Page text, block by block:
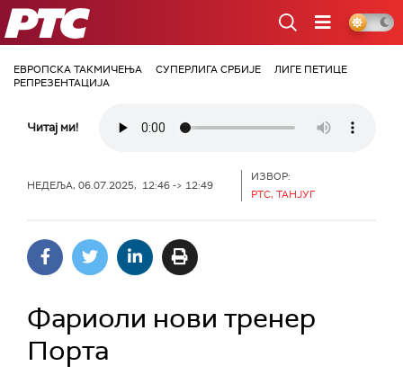
РТС
ЕВРОПСКА ТАКМИЧЕЊА СУПЕРЛИГА СРБИЈЕ
ЛИГЕ ПЕТИЦЕ
РЕПРЕЗЕНТАЦИЈА
Читај ми!
НЕДЕЉА, 06.07.2025, 12:46 -> 12:49
ИЗВОР:
РТС, ТАНЈУГ
Фариоли нови тренер
Порта